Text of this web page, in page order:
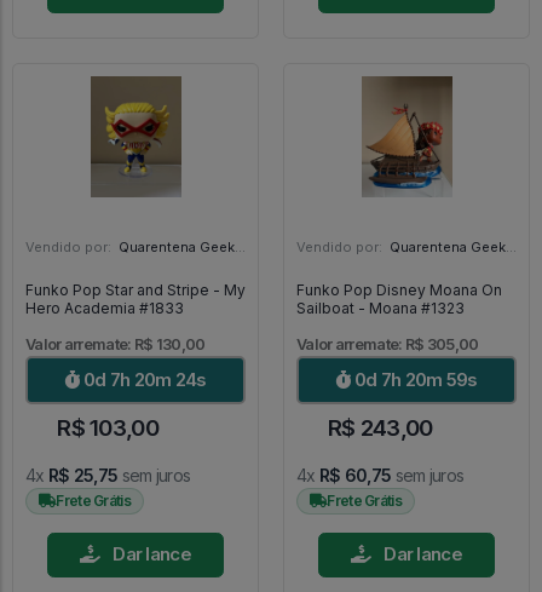
Vendido por: Quarentena Geek Store - SP
Funko Pop Star and Stripe - My
Hero Academia #1833
Valor arremate: R$ 130,00
0d 7h 20m 22s
R$ 103,00
4x R$ 25,75 sem juros
Frete Grátis
Dar lance
Vendido por: Quarentena Geek Store - SP
Funko Pop Disney Moana On
Sailboat - Moana #1323
Valor arremate: R$ 305,00
0d 7h 20m 57s
R$ 243,00
4x R$ 60,75 sem juros
Frete Grátis
Dar lance